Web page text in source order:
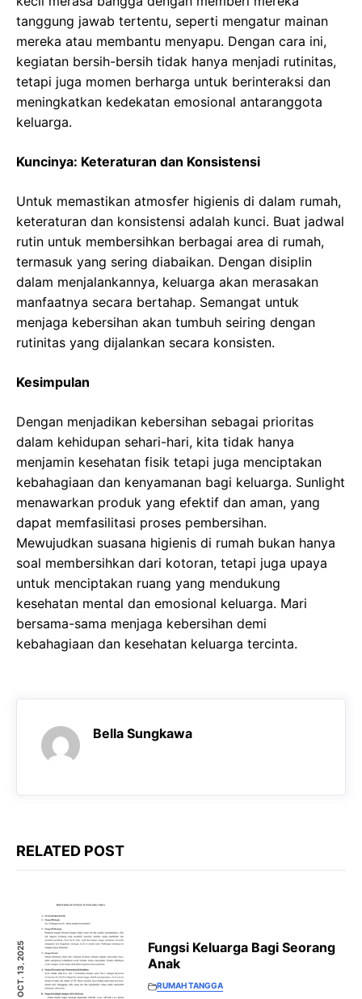
tanggung jawab tertentu, seperti mengatur mainan
mereka atau membantu menyapu. Dengan cara ini,
kegiatan bersih-bersih tidak hanya menjadi rutinitas,
tetapi juga momen berharga untuk berinteraksi dan
meningkatkan kedekatan emosional antaranggota
keluarga.
Kuncinya: Keteraturan dan Konsistensi
Untuk memastikan atmosfer higienis di dalam rumah,
keteraturan dan konsistensi adalah kunci. Buat jadwal
rutin untuk membersihkan berbagai area di rumah,
termasuk yang sering diabaikan. Dengan disiplin
dalam menjalankannya, keluarga akan merasakan
manfaatnya secara bertahap. Semangat untuk
menjaga kebersihan akan tumbuh seiring dengan
rutinitas yang dijalankan secara konsisten.
Kesimpulan
Dengan menjadikan kebersihan sebagai prioritas
dalam kehidupan sehari-hari, kita tidak hanya
menjamin kesehatan fisik tetapi juga menciptakan
kebahagiaan dan kenyamanan bagi keluarga. Sunlight
menawarkan produk yang efektif dan aman, yang
dapat memfasilitasi proses pembersihan.
Mewujudkan suasana higienis di rumah bukan hanya
soal membersihkan dari kotoran, tetapi juga upaya
untuk menciptakan ruang yang mendukung
kesehatan mental dan emosional keluarga. Mari
bersama-sama menjaga kebersihan demi
kebahagiaan dan kesehatan keluarga tercinta.
Bella Sungkawa
RELATED POST
OCT. 13, 2025
Fungsi Keluarga Bagi Seorang
Anak
RUMAH TANGGA